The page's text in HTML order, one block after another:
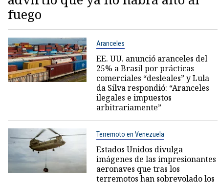
fuego
Aranceles
EE. UU. anunció aranceles del
25% a Brasil por prácticas
comerciales “desleales” y Lula
da Silva respondió: “Aranceles
ilegales e impuestos
arbitrariamente”
Terremoto en Venezuela
Estados Unidos divulga
imágenes de las impresionantes
aeronaves que tras los
terremotos han sobrevolado los